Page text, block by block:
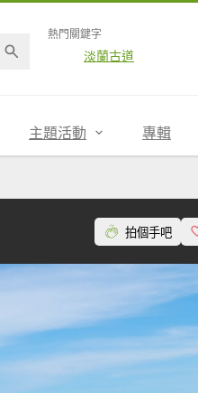
熱門關鍵字
淡蘭古道
主題活動 專輯
拍個手吧